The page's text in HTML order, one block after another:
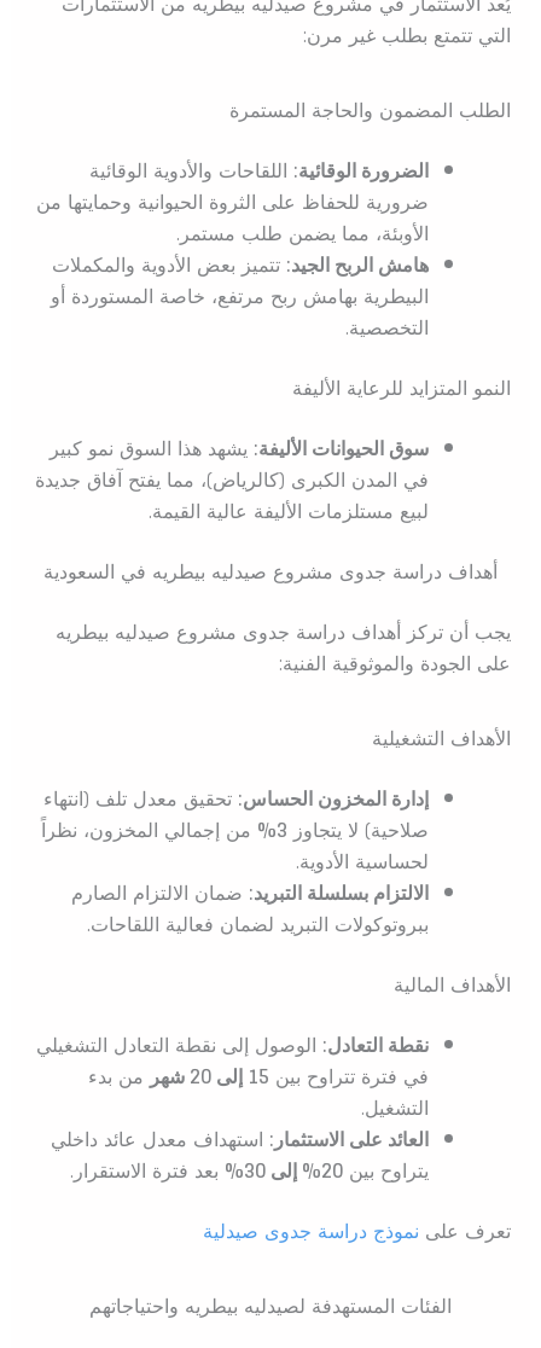
التي تتمتع بطلب غير مرن:
الطلب المضمون والحاجة المستمرة
الضرورة الوقائية:اللقاحات والأدوية الوقائية
ضرورية للحفاظ على الثروة الحيوانية وحمايتها من
الأوبئة، مما يضمن طلب مستمر.
هامش الربح الجيد:تتميز بعض الأدوية والمكملات
البيطرية بهامش ربح مرتفع، خاصة المستوردة أو
التخصصية.
النمو المتزايد للرعاية الأليفة
سوق الحيوانات الأليفة:يشهد هذا السوق نمو كبير
في المدن الكبرى (كالرياض)، مما يفتح آفاق جديدة
لبيع مستلزمات الأليفة عالية القيمة.
أهداف دراسة جدوى مشروع صيدليه بيطريه في السعودية
يجب أن تركز أهداف دراسة جدوى مشروع صيدليه بيطريه
على الجودة والموثوقية الفنية:
الأهداف التشغيلية
إدارة المخزون الحساس:تحقيق معدل تلف (انتهاء
صلاحية) لا يتجاوز 3% من إجمالي المخزون، نظراً
لحساسية الأدوية.
الالتزام بسلسلة التبريد:ضمان الالتزام الصارم
ببروتوكولات التبريد لضمان فعالية اللقاحات.
الأهداف المالية
نقطة التعادل:الوصول إلى نقطة التعادل التشغيلي
في فترة تتراوح بين 15 إلى 20 شهر
من بدء
التشغيل.
العائد على الاستثمار:استهداف معدل عائد داخلي
يتراوح بين 20% إلى 30%
بعد فترة الاستقرار.
تعرف على نموذج دراسة جدوى صيدلية
الفئات المستهدفة لصيدليه بيطريه واحتياجاتهم